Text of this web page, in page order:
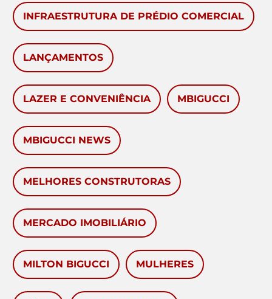
INFRAESTRUTURA DE PRÉDIO COMERCIAL
LANÇAMENTOS
LAZER E CONVENIÊNCIA MBIGUCCI
MBIGUCCI NEWS
MELHORES CONSTRUTORAS
MERCADO IMOBILIÁRIO
MILTON BIGUCCI MULHERES